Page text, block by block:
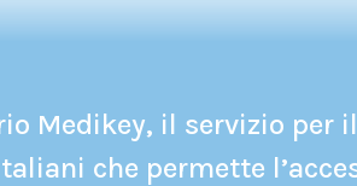
Medikey, il servizio per il
che permette